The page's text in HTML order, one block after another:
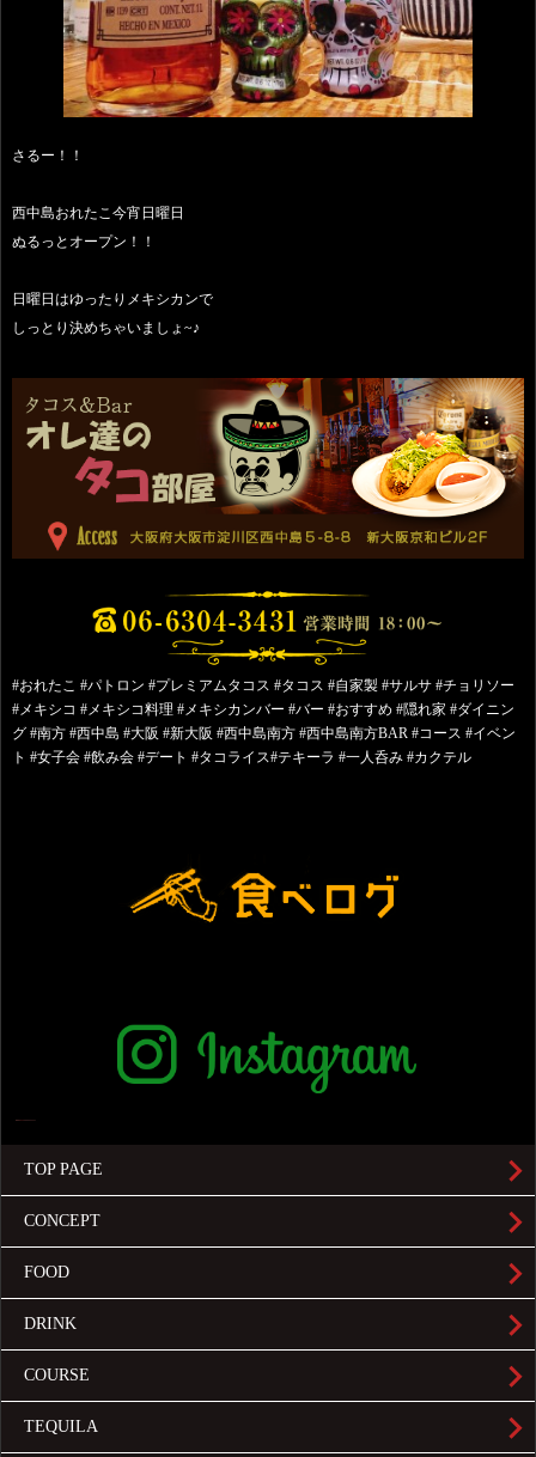
さるー！！
西中島おれたこ今宵日曜日
ぬるっとオープン！！
日曜日はゆったりメキシカンで
しっとり決めちゃいましょ~♪
#おれたこ #パトロン #プレミアムタコス #タコス #自家製 #サルサ #チョリソー
#メキシコ #メキシコ料理 #メキシカンバー #バー #おすすめ #隠れ家 #ダイニン
グ #南方 #西中島 #大阪 #新大阪 #西中島南方 #西中島南方BAR #コース #イベン
ト #女子会 #飲み会 #デート #タコライス#テキーラ #一人呑み #カクテル
TOP PAGE
CONCEPT
FOOD
DRINK
COURSE
TEQUILA